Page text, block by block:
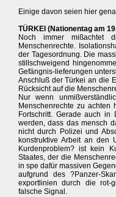
Einige davon seien hier
TÜRKEI (Nationentag am
Noch immer mißachtet
Menschenrechte.
der Tagesordnung. Die
stillschweigend
Gefängnis-lieferungen
Anschluß der Türkei an die
Rücksicht auf die
Nur wenn
Menschenrechte zu achten
Fortschritt. Gerade auch in
werden, dass das mensch
nicht durch Polizei und
konstruktive Arbeit an den
Kurdenproblem? ist kein
Staates, der die
in spe dafür massiven
aufgrund des ?Panzer-
exportlinien durch die rot-
falsche Signal.